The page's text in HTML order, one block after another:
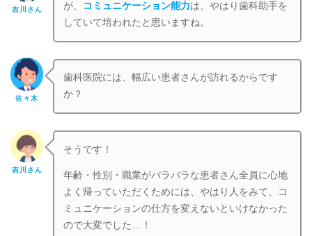
吉川さん
が、
コミュニケーション能力は、やはり歯科助手を
していて培われたと思いますね。
佐々木
歯科医院には、幅広い患者さんが訪れるからです
か？
吉川さん
そうです！
年齢・性別・職業がバラバラな患者さん全員に心地
よく帰っていただくためには、やはり人をみて、コ
ミュニケーションの仕方を変えないといけなかった
ので大変でした…！